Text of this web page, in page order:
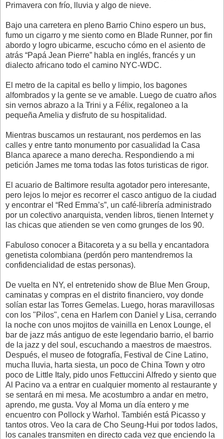
Primavera con frío, lluvia y algo de nieve.
Bajo una carretera en pleno Barrio Chino espero un bus,
fumo un cigarro y me siento como en Blade Runner, por fin
abordo y logro ubicarme, escucho cómo en el asiento de
atrás “Papá Jean Pierre” habla en inglés, francés y un
dialecto africano todo el camino NYC-WDC.
El metro de la capital es bello y limpio, los bagones
alfombrados y la gente se ve amable. Luego de cuatro años
sin vernos abrazo a la Trini y a Félix, regaloneo a la
pequeña Amelia y disfruto de su hospitalidad.
Mientras buscamos un restaurant, nos perdemos en las
calles y entre tanto monumento por casualidad la Casa
Blanca aparece a mano derecha. Respondiendo a mi
petición James me toma todas las fotos turisticas de rigor.
El acuario de Baltimore resulta agotador pero interesante,
pero lejos lo mejor es recorrer el casco antiguo de la ciudad
y encontrar el “Red Emma’s”, un café-librería administrado
por un colectivo anarquista, venden libros, tienen Internet y
las chicas que atienden se ven como grunges de los 90.
Fabuloso conocer a Bitacoreta y a su bella y encantadora
genetista colombiana (perdón pero mantendremos la
confidencialidad de estas personas).
De vuelta en NY, el entretenido show de Blue Men Group,
caminatas y compras en el distrito financiero, voy donde
solían estar las Torres Gemelas. Luego, horas maravillosas
con los "Pilos", cena en Harlem con Daniel y Lisa, cerrando
la noche con unos mojitos de vainilla en Lenox Lounge, el
bar de jazz más antiguo de este legendario barrio, el barrio
de la jazz y del soul, escuchando a maestros de maestros.
Después, el museo de fotografía, Festival de Cine Latino,
mucha lluvia, harta siesta, un poco de China Town y otro
poco de Little Italy, pido unos Fettuccini Alfredo y siento que
Al Pacino va a entrar en cualquier momento al restaurante y
se sentará en mi mesa. Me acostumbro a andar en metro,
aprendo, me gusta. Voy al Moma un día entero y me
encuentro con Pollock y Warhol. También está Picasso y
tantos otros. Veo la cara de Cho Seung-Hui por todos lados,
los canales transmiten en directo cada vez que enciendo la